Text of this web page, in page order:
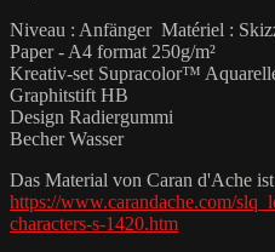
Niveau : Anfänger Matériel :
Paper - A4 format 250g/m²
Kreativ-set Supracolor™
Graphitstift HB
Design Radiergummi
Becher Wasser
Das Material von Caran d'Ache
https://www.carandache.com/
characters-s-1420.htm